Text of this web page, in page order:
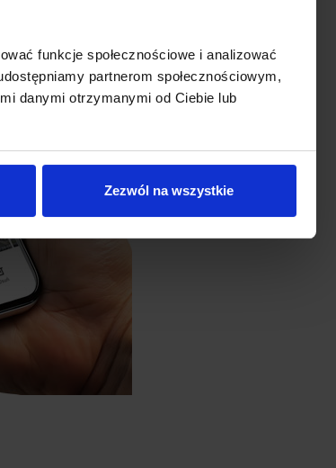
funkcje społecznościowe i analizować
partnerom społecznościowym,
danymi otrzymanymi od Ciebie lub
Zezwól na wszystkie